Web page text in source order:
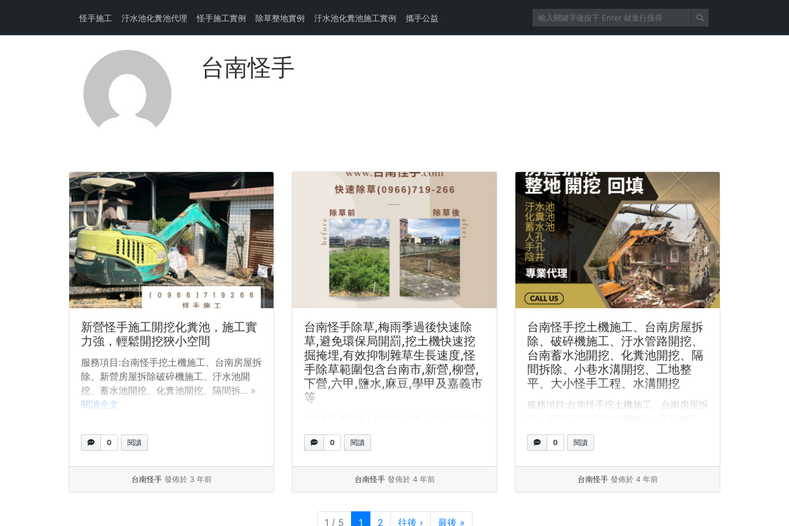
怪手施工 汙水池化糞池代理 怪手施工實例 除草整地實例 汙水池化糞池施工實例 攜手公益
台南怪手
新營怪手施工開挖化糞池，施工實
力強，輕鬆開挖狹小空間
服務項目:台南怪手挖土機施工、台南房屋拆
除、新營房屋拆除破碎機施工、汙水池開
挖、蓄水池開挖、化糞池開挖、隔間拆... »
閱讀全文
0 閱讀
台南怪手 發佈於 3 年前
台南怪手除草,梅雨季過後快速除
草,避免環保局開罰,挖土機快速挖
掘掩埋,有效抑制雜草生長速度,怪
手除草範圍包含台南市,新營,柳營,
下營,六甲,鹽水,麻豆,學甲及嘉義市
等
機立即通話請按此Line立即通話請按此 台南
怪手除草,... »閱讀全文
0 閱讀
台南怪手 發佈於 4 年前
台南怪手挖土機施工、台南房屋拆
除、破碎機施工、汙水管路開挖、
台南蓄水池開挖、化糞池開挖、隔
間拆除、小巷水溝開挖、工地整
平、大小怪手工程、水溝開挖
服務項目:台南怪手挖土機施工、台南房屋拆
挖、蓄水池開挖、化糞池開挖、隔間拆... »
閱讀全文
0 閱讀
台南怪手 發佈於 4 年前
1 / 5 目前頁面
1 頁次
2 往後 › 最後 »